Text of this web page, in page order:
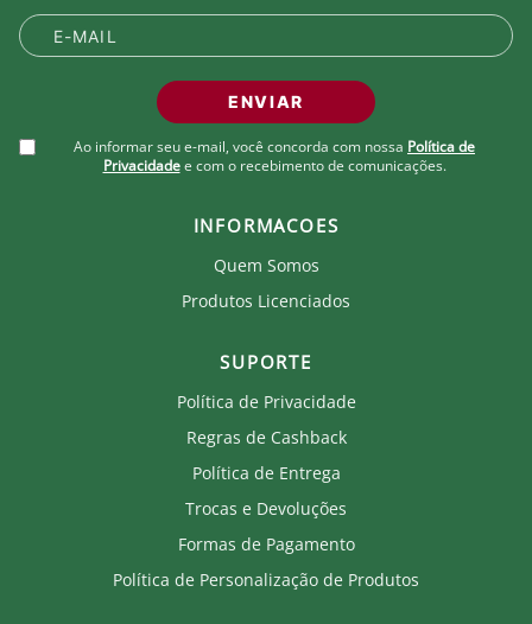
ENVIAR
Ao informar seu e-mail, você concorda com nossa Política de
Privacidade e com o recebimento de comunicações.
INFORMACOES
Quem Somos
Produtos Licenciados
SUPORTE
Política de Privacidade
Regras de Cashback
Política de Entrega
Trocas e Devoluções
Formas de Pagamento
Política de Personalização de Produtos